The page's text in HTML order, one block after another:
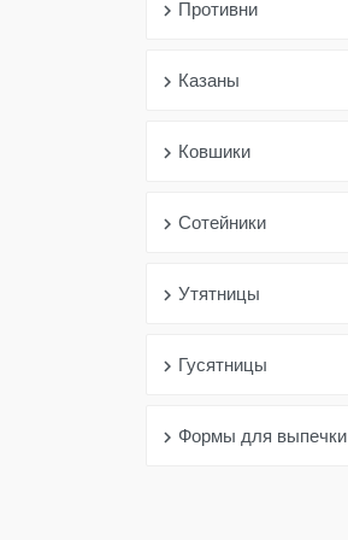
chevron_right Противни
chevron_right Казаны
chevron_right Ковшики
chevron_right Сотейники
chevron_right Утятницы
chevron_right Гусятницы
chevron_right Формы для выпечки